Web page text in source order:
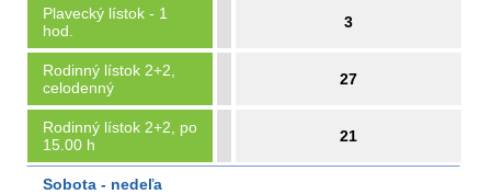
Plavecký lístok - 1
hod.
3
Rodinný lístok 2+2,
celodenný
27
Rodinný lístok 2+2, po
15.00 h
21
Sobota - nedeľa